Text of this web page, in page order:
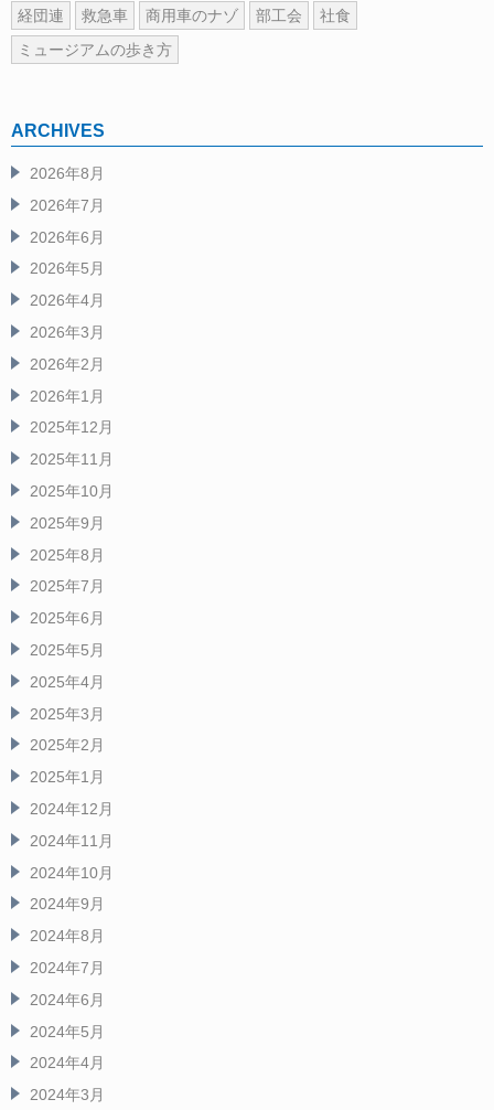
経団連
救急車 商用車のナゾ 部工会
社食
ミュージアムの歩き方
ARCHIVES
2026年8月
2026年7月
2026年6月
2026年5月
2026年4月
2026年3月
2026年2月
2026年1月
2025年12月
2025年11月
2025年10月
2025年9月
2025年8月
2025年7月
2025年6月
2025年5月
2025年4月
2025年3月
2025年2月
2025年1月
2024年12月
2024年11月
2024年10月
2024年9月
2024年8月
2024年7月
2024年6月
2024年5月
2024年4月
2024年3月